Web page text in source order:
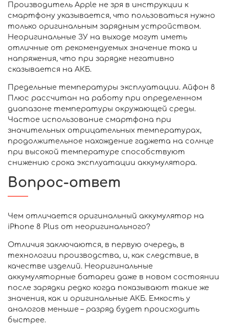
Производитель Apple не зря в инструкции к
смартфону указывается, что пользоваться нужно
только оригинальным зарядным устройством.
Неоригинальные ЗУ на выходе могут иметь
отличные от рекомендуемых значение тока и
напряжения, что при зарядке негативно
сказывается на АКБ.
Предельные температуры эксплуатации. Айфон 8
Плюс рассчитан на работу при определенном
диапазоне температуры окружающей среды.
Частое использование смартфона при
значительных отрицательных температурах,
продолжительное нахождение гаджета на солнце
при высокой температуре способствуют
снижению срока эксплуатации аккумулятора.
Вопрос-ответ
Чем отличается оригинальный аккумулятор на
iPhone 8 Plus от неоригинального?
Отличия заключаются, в первую очередь, в
технологии производства, и, как следствие, в
качестве изделий. Неоригинальные
аккумуляторные батареи даже в новом состоянии
после зарядки редко когда показывают такие же
значения, как и оригинальные АКБ. Емкость у
аналогов меньше – разряд будет происходить
быстрее.